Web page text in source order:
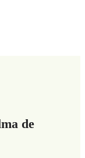
de